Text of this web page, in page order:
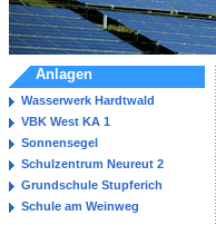
Anlagen
Wasserwerk Hardtwald
VBK West KA 1
Sonnensegel
Schulzentrum Neureut 2
Grundschule Stupferich
Schule am Weinweg